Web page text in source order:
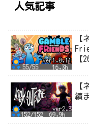
人気記事
【
【
【
績